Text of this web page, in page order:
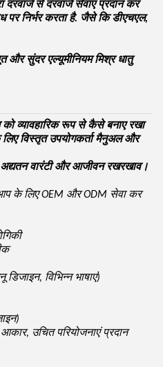
दरवाजे से दरवाजे सेवाएं प्रदान कर
निर्भर करता है. जैसे कि डीएचएल,
सुंदर एल्यूमीनियम मिश्र धातु
व्यावहारिक रूप से कैसे बनाए रखा
विस्तृत उपयोगकर्ता मैनुअल और
अद्यतन वारंटी और आजीवन रखरखाव।
के लिए OEM और ODM सेवा कर
विभिन्न भाषाएं)
उचित परियोजनाएं प्रदान